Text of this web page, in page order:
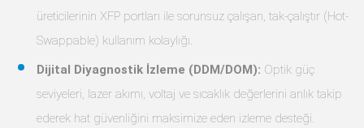
üreticilerinin XFP portları ile sorunsuz çalışan, tak-çalıştır (Hot-
Swappable) kullanım kolaylığı.
Dijital Diyagnostik İzleme (DDM/DOM): Optik güç
seviyeleri, lazer akımı, voltaj ve sıcaklık değerlerini anlık takip
ederek hat güvenliğini maksimize eden izleme desteği.